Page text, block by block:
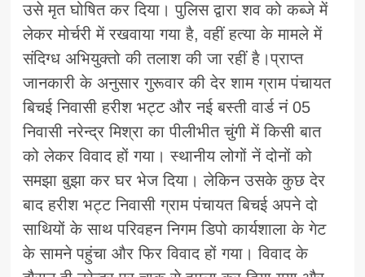
उसे मृत घोषित कर दिया। पुलिस द्वारा शव को कब्जे में
लेकर मोर्चरी में रखवाया गया है, वहीं हत्या के मामले में
संदिग्ध अभियुक्तो की तलाश की जा रहीं है।प्राप्त
जानकारी के अनुसार गुरूवार की देर शाम ग्राम पंचायत
बिचई निवासी हरीश भट्ट और नई बस्ती वार्ड नं 05
निवासी नरेन्द्र मिश्रा का पीलीभीत चुंगी में किसी बात
को लेकर विवाद हों गया। स्थानीय लोगों नें दोनों को
समझा बुझा कर घर भेज दिया। लेकिन उसके कुछ देर
बाद हरीश भट्ट निवासी ग्राम पंचायत बिचई अपने दो
साथियों के साथ परिवहन निगम डिपो कार्यशाला के गेट
के सामने पहुंचा और फिर विवाद हों गया। विवाद के